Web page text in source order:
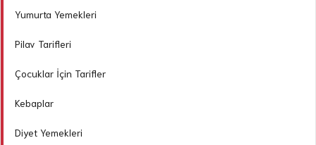
Yumurta Yemekleri
Pilav Tarifleri
Çocuklar İçin Tarifler
Kebaplar
Diyet Yemekleri